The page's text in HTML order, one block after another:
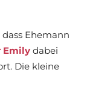
Ehemann
Emily dabei
Die kleine